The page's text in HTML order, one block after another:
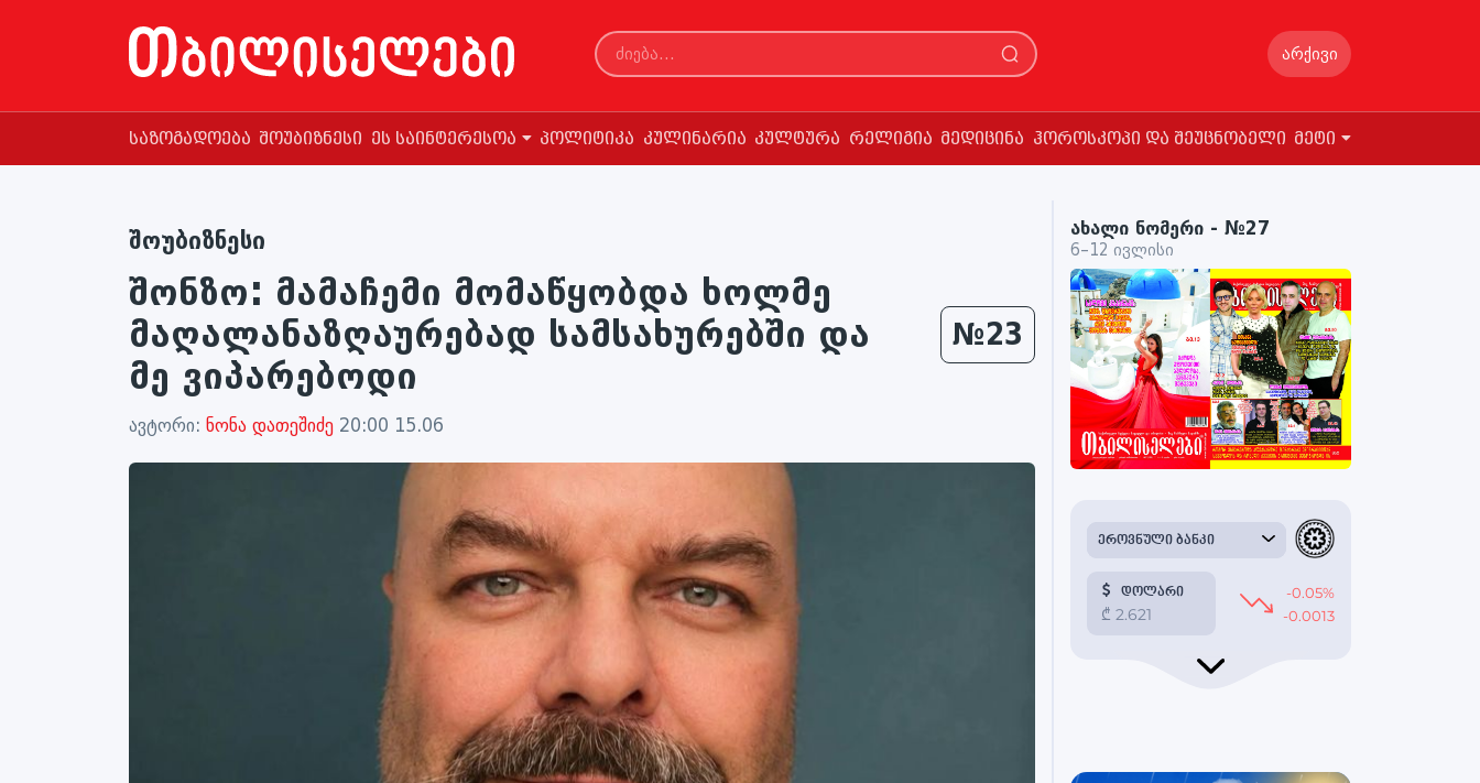
არქივი
საზოგადოება შოუბიზნესი ეს საინტერესოა პოლიტიკა კულინარია კულტურა რელიგია მედიცინა ჰოროსკოპი და შეუცნობელი მეტი
შოუბიზნესი
შონზო: მამაჩემი მომაწყობდა ხოლმე
მაღალანაზღაურებად სამსახურებში და
მე ვიპარებოდი
№23
ავტორი: ნონა დათეშიძე 20:00 15.06
ახალი ნომერი - №27
6–12 ივლისი